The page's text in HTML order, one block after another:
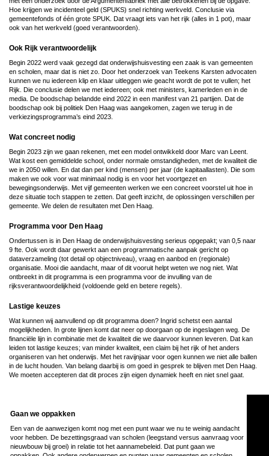
Hoe krijgen we incidenteel geld (SPUKS) snel richting werkveld. Conclusie via
gemeentefonds of één grote SPUK. Dat vraagt iets van het rijk (alles in 1 pot), maar
ook van het werkveld (goed verantwoorden).
Ook Rijk verantwoordelijk
Begin 2022 werd vaak gezegd dat onderwijshuisvesting een zaak is van gemeenten
en scholen, maar dat is niet zo. Door het onderzoek van Teekens Karsten advocaten
kunnen we nu iedereen klip en klaar uitleggen wie geacht wordt de pot te vullen; het
Rijk. Die conclusie delen we met iedereen; ook met ministers, kamerleden en in de
media. De boodschap belandde eind 2022 in een manifest van 21 partijen. Dat de
boodschap ook bij politiek Den Haag was aangekomen, zagen we terug in de
verkiezingsprogramma’s eind 2023.
Wat concreet nodig
Begin 2023 zijn we gaan rekenen, met een model ontwikkeld door Marc van Leent.
Wat kost een gemiddelde school, onder normale omstandigheden, met de kwaliteit die
we in 2050 willen. En dat dan per kind (mensen) per jaar (de kapitaallasten). Die som
maken we ook voor wat minimaal nodig is en voor het voortgezet en
bewegingsonderwijs. Met vijf gemeenten werken we een concreet voorstel uit hoe in
deze situatie toch stappen te zetten. Dat geeft inzicht, de oplossingen verschillen per
gemeente. We delen de resultaten met Den Haag.
Programma voor Den Haag
Ondertussen is in Den Haag de onderwijshuisvesting serieus opgepakt; van 0,5 naar
9 fte. Ook wordt daar gewerkt aan een programmatische aanpak gericht op
dataverzameling (tot detail op objectniveau), vraag en aanbod en (regionale)
organisatie. Mooi die aandacht, maar of dit vooruit helpt weten we nog niet. Wat
ontbreekt in dit programma is een programma voor de invulling van de
rijksverantwoordelijkheid (voldoende geld en betere regels).
Lastige keuzes
Wat kunnen wij aanvullend op dit programma doen? Ingrid schetst een aantal
mogelijkheden. In grote lijnen komt dat neer op doorgaan op de ingeslagen weg. De
financiële lijn in combinatie met de kwaliteit die we daarvoor kunnen leveren. Dat kan
leiden tot lastige keuzes; van minder kwaliteit, een claim bij het rijk of het anders
organiseren van het onderwijs. Met het ravijnjaar voor ogen kunnen we niet alle ballen
in de lucht houden. Van belang daarbij is om goed in gesprek te blijven met Den Haag.
We moeten accepteren dat dit proces zijn eigen dynamiek heeft en niet snel gaat.
Gaan we oppakken
Een van de aanwezigen komt nog met een punt waar we nu te weinig aandacht
voor hebben. De bezettingsgraad van scholen (leegstand versus aanvraag voor
nieuwbouw bij groei) in relatie tot het aannamebeleid. Dat punt gaan we